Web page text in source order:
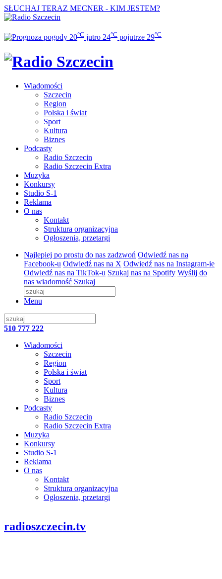
SŁUCHAJ TERAZ MECNER - KIM JESTEM?
20°C jutro 24°C pojutrze 29°C
Wiadomości
Szczecin
Region
Polska i świat
Sport
Kultura
Biznes
Podcasty
Radio Szczecin
Radio Szczecin Extra
Muzyka
Konkursy
Studio S-1
Reklama
O nas
Kontakt
Struktura organizacyjna
Ogłoszenia, przetargi
Najlepiej po prostu do nas zadzwoń Odwiedź nas na
Facebook-u Odwiedź nas na X Odwiedź nas na Instagram-ie
Odwiedź nas na TikTok-u Szukaj nas na Spotify Wyślij do
nas wiadomość Szukaj
Menu
510 777 222
Wiadomości
Szczecin
Region
Polska i świat
Sport
Kultura
Biznes
Podcasty
Radio Szczecin
Radio Szczecin Extra
Muzyka
Konkursy
Studio S-1
Reklama
O nas
Kontakt
Struktura organizacyjna
Ogłoszenia, przetargi
radioszczecin.tv